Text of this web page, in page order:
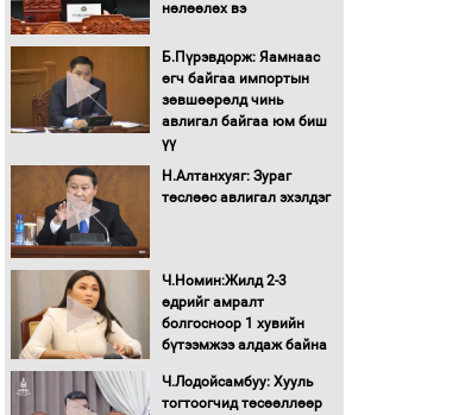
олимпиадын хүрээнд
гарсан зардлыг
шийдвэрлэж өгөхөөр
болов
Энэ намар 1-6 дугаар
ангийн хүүхдүүдэд
сургуулийн автобус
буй ДЦС-ын төслийг
үргэлжүүлэх чиглэл
өглөө
Улсын хэмжээнд АИ-92
хоногийн нөөцтэй байна
нөлөөлөх вэ
Б.Пүрэвдорж: Яамнаас
өгч байгаа импортын
зөвшөөрөлд чинь
авлигал байгаа юм биш
үү
Н.Алтанхуяг: Зураг
төслөөс авлигал эхэлдэг
Ч.Номин:Жилд 2-3
өдрийг амралт
болгосноор 1 хувийн
бүтээмжээ алдаж байна
Ч.Лодойсамбуу: Хууль
тогтоогчид төсөөллөөр